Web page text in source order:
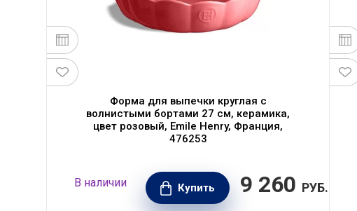
Форма для выпечки круглая с
волнистыми бортами 27 см, керамика,
цвет розовый, Emile Henry, Франция,
476253
В наличии Купить 9 260 РУБ.